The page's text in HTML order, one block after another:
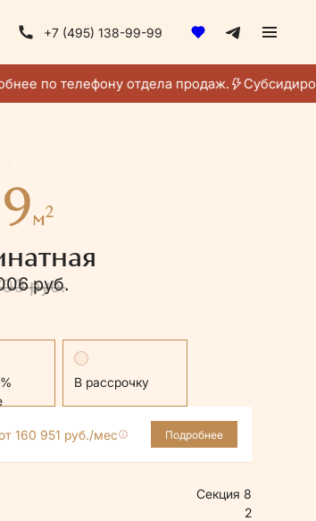
+7 (495) 138-99-99
по телефону отдела продаж.
Получить консультацию
м2
руб.
руб.
В рассрочку
160 951 руб./мес Подробнее
Секция 8
2